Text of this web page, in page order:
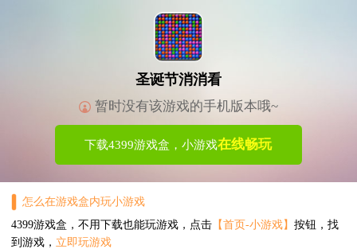
圣诞节消消看
暂时没有该游戏的手机版本哦~
下载4399游戏盒，小游戏在线畅玩
怎么在游戏盒内玩小游戏
4399游戏盒，不用下载也能玩游戏，点击【首页-小游戏】 按钮，找
到游戏， 立即玩游戏